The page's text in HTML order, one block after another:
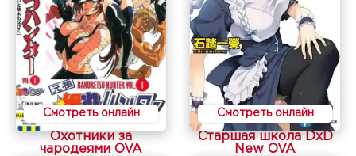
Смотреть онлайн
Охотники за
чародеями OVA
Смотреть онлайн
Старшая школа DxD
New OVA